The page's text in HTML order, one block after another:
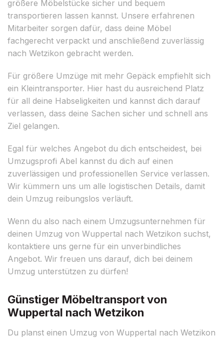
größere Möbelstücke sicher und bequem
transportieren lassen kannst. Unsere erfahrenen
Mitarbeiter sorgen dafür, dass deine Möbel
fachgerecht verpackt und anschließend zuverlässig
nach Wetzikon gebracht werden.
Für größere Umzüge mit mehr Gepäck empfiehlt sich
ein Kleintransporter. Hier hast du ausreichend Platz
für all deine Habseligkeiten und kannst dich darauf
verlassen, dass deine Sachen sicher und schnell ans
Ziel gelangen.
Egal für welches Angebot du dich entscheidest, bei
Umzugsprofi Abel kannst du dich auf einen
zuverlässigen und professionellen Service verlassen.
Wir kümmern uns um alle logistischen Details, damit
dein Umzug reibungslos verläuft.
Wenn du also nach einem Umzugsunternehmen für
deinen Umzug von Wuppertal nach Wetzikon suchst,
kontaktiere uns gerne für ein unverbindliches
Angebot. Wir freuen uns darauf, dich bei deinem
Umzug unterstützen zu dürfen!
Günstiger Möbeltransport von
Wuppertal nach Wetzikon
Du planst einen Umzug von Wuppertal nach Wetzikon